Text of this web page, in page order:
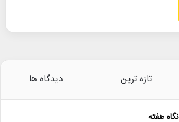
تازه ترین دیدگاه ها
نگاه هفته